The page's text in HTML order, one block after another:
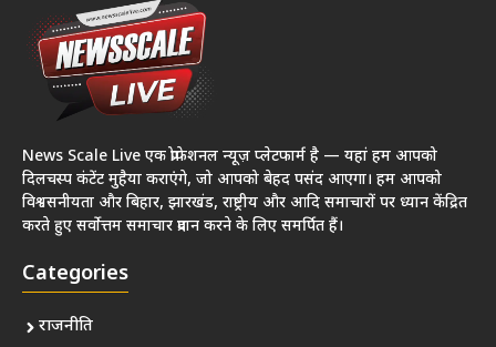
News Scale Live एक प्रोफेशनल न्यूज़ प्लेटफार्म है — यहां हम आपको
दिलचस्प कंटेंट मुहैया कराएंगे, जो आपको बेहद पसंद आएगा। हम आपको
विश्वसनीयता और बिहार, झारखंड, राष्ट्रीय और आदि समाचारों पर ध्यान केंद्रित
करते हुए सर्वोत्तम समाचार प्रदान करने के लिए समर्पित हैं।
Categories
राजनीति